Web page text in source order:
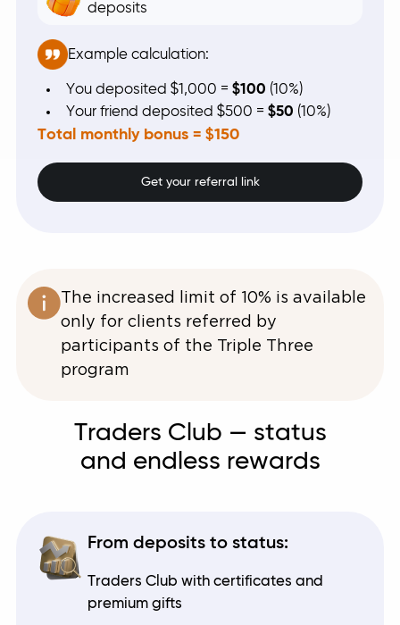
deposits
Example calculation:
You deposited $1,000 = $100 (10%)
Your friend deposited $500 = $50 (10%)
Total monthly bonus = $150
Get your referral link
The increased limit of 10% is available
only for clients referred by
participants of the Triple Three
program
Traders Club — status
and endless rewards
From deposits to status:
Traders Club with certificates and
premium gifts